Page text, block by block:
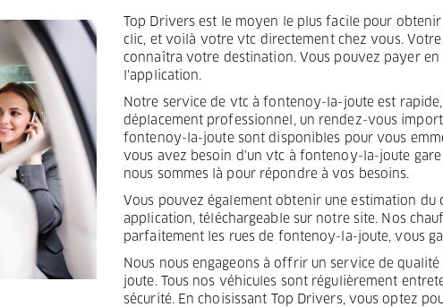
Top Drivers est le moyen le plus facile pour
clic, et voilà votre vtc directement chez vous.
connaîtra votre destination. Vous pouvez payer
l'application.
Notre service de vtc à fontenoy-la-joute est
déplacement professionnel, un rendez-vous
fontenoy-la-joute sont disponibles pour vous
vous avez besoin d'un vtc à fontenoy-la-joute
nous sommes là pour répondre à vos besoins.
Vous pouvez également obtenir une estimation
application, téléchargeable sur notre site. Nos
parfaitement les rues de fontenoy-la-joute, vous
Nous nous engageons à offrir un service de
joute. Tous nos véhicules sont régulièrement
sécurité. En choisissant Top Drivers, vous optez